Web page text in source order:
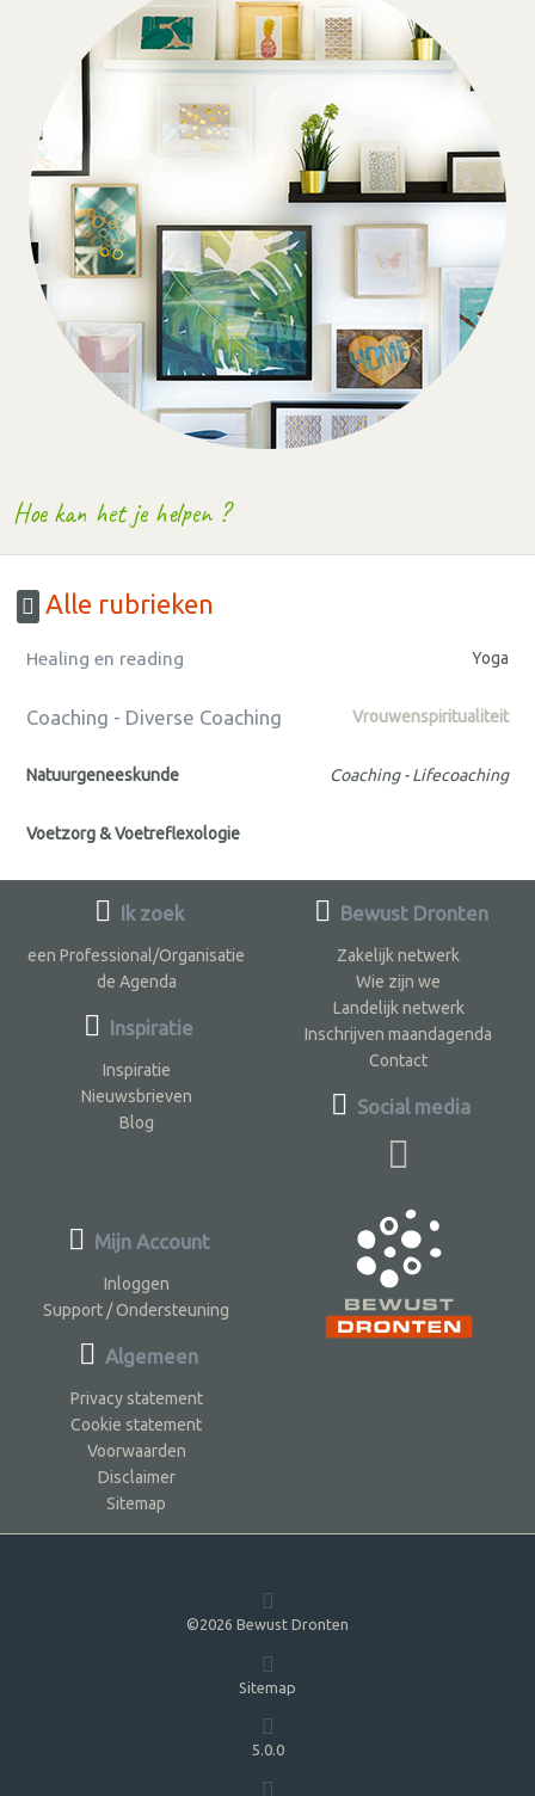
Hoe kan het je helpen ?
Alle rubrieken
Healing en reading Yoga
Coaching - Diverse Coaching Vrouwenspiritualiteit
Natuurgeneeskunde Coaching - Lifecoaching
Voetzorg & Voetreflexologie
Ik zoek
een Professional/Organisatie
de Agenda
Inspiratie
Inspiratie
Nieuwsbrieven
Blog
Bewust Dronten
Zakelijk netwerk
Wie zijn we
Landelijk netwerk
Inschrijven maandagenda
Contact
Social media
Mijn Account
Inloggen
Support / Ondersteuning
Algemeen
Privacy statement
Cookie statement
Voorwaarden
Disclaimer
Sitemap
©2026 Bewust Dronten
Sitemap
5.0.0